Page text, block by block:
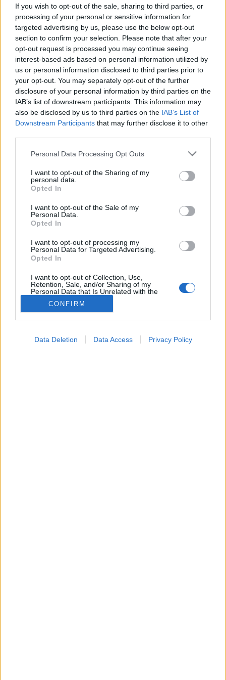
If you wish to opt-out of the sale, sharing to third parties, or
processing of your personal or sensitive information for
targeted advertising by us, please use the below opt-out
section to confirm your selection. Please note that after your
opt-out request is processed you may continue seeing
interest-based ads based on personal information utilized by
us or personal information disclosed to third parties prior to
your opt-out. You may separately opt-out of the further
disclosure of your personal information by third parties on the
IAB’s list of downstream participants. This information may
also be disclosed by us to third parties on the IAB’s List of
Downstream Participants that may further disclose it to other
Please note that this website/app uses one or more Google
not limited to your visit or usage behaviour. You may click to
grant or deny consent to Google and its third-party tags to
use your data for below specified purposes in below Google
consent section.
Personal Data Processing Opt Outs
I want to opt-out of the Sharing of my
personal data.
Opted In
I want to opt-out of the Sale of my
Personal Data.
Opted In
I want to opt-out of processing my
Personal Data for Targeted Advertising.
Opted In
I want to opt-out of Collection, Use,
Retention, Sale, and/or Sharing of my
Personal Data that Is Unrelated with the
Purposes for which it was collected.
Opted Out
CONFIRM
Data Deletion Data Access Privacy Policy
táplálékkiegészítőkre
2026. június 12. 07:04
Küldés Küldés Messengeren